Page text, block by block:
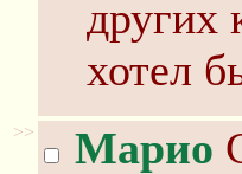
других
хотел
>> Марио